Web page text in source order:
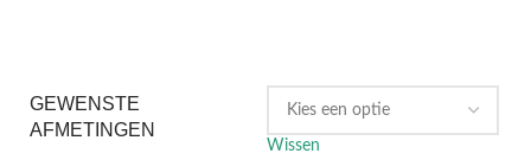
GEWENSTE
AFMETINGEN
Wissen